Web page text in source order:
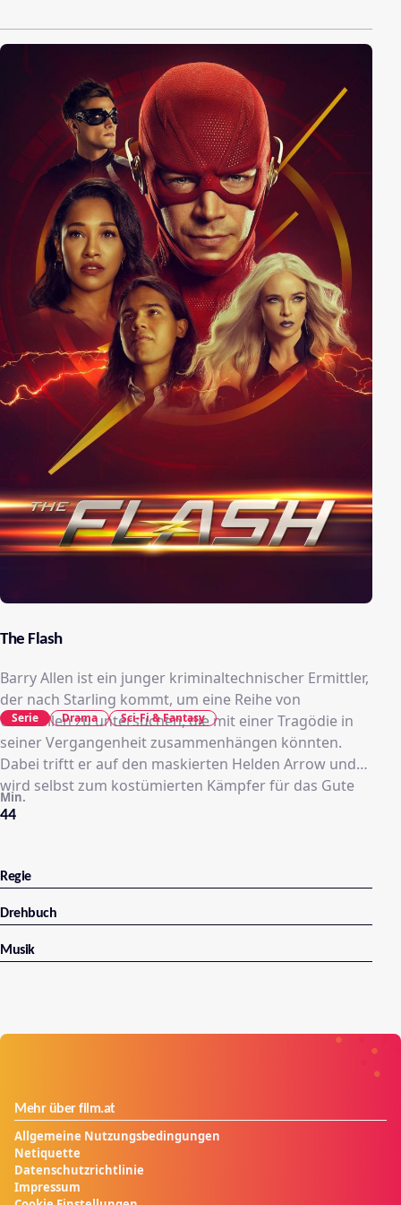
Gericht herrscht Krieg. Verliert man, ist man tot. 2. Die
Wahrheit ist relativ, such' dir eine aus. 3. Da wir
Geschworene haben, sind für uns nur zwölf
Meinungen von Bedeutung. Für Gerechtigkeit in dieser
Welt muss der liebe Gott schon selbst sorgen - Stark
ist nur fürs Gewinnen seiner Fälle zuständig.
The Flash
Barry Allen ist ein junger kriminaltechnischer Ermittler,
der nach Starling kommt, um eine Reihe von
Überfällen zu untersuchen, die mit einer Tragödie in
seiner Vergangenheit zusammenhängen könnten.
Dabei triftt er auf den maskierten Helden Arrow und
wird selbst zum kostümierten Kämpfer für das Gute
44
Min.
Serie Drama Sci-Fi & Fantasy
Regie
Drehbuch
Musik
Mehr über film.at
Allgemeine Nutzungsbedingungen
Netiquette
Datenschutzrichtlinie
Impressum